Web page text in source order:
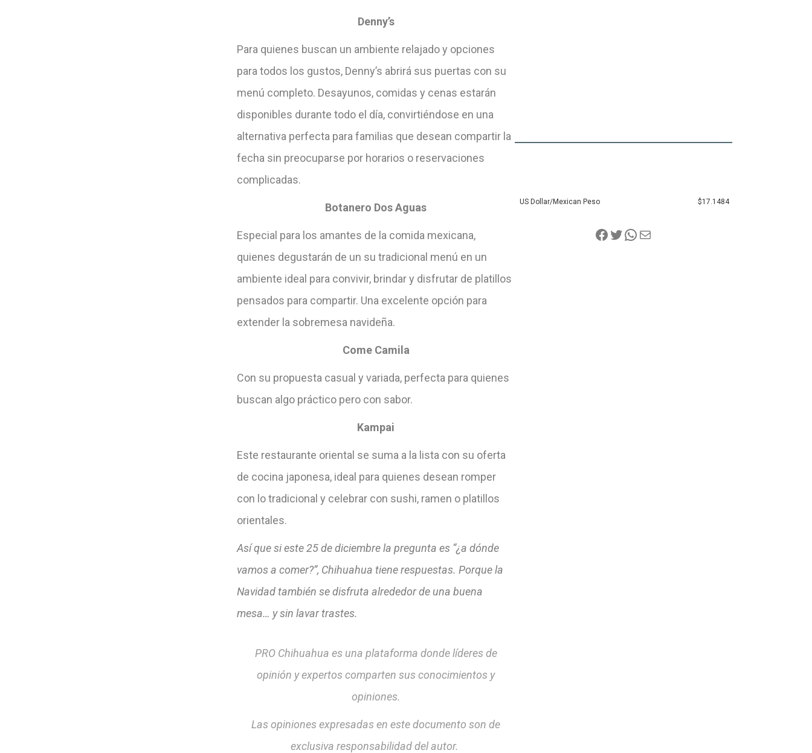
Denny’s
Para quienes buscan un ambiente relajado y opciones
para todos los gustos, Denny’s abrirá sus puertas con su
menú completo. Desayunos, comidas y cenas estarán
disponibles durante todo el día, convirtiéndose en una
alternativa perfecta para familias que desean compartir la
fecha sin preocuparse por horarios o reservaciones
complicadas.
Botanero Dos Aguas
Especial para los amantes de la comida mexicana,
quienes degustarán de un su tradicional menú en un
ambiente ideal para convivir, brindar y disfrutar de platillos
pensados para compartir. Una excelente opción para
extender la sobremesa navideña.
Come Camila
Con su propuesta casual y variada, perfecta para quienes
buscan algo práctico pero con sabor.
Kampai
Este restaurante oriental se suma a la lista con su oferta
de cocina japonesa, ideal para quienes desean romper
con lo tradicional y celebrar con sushi, ramen o platillos
orientales.
Así que si este 25 de diciembre la pregunta es “¿a dónde
vamos a comer?”, Chihuahua tiene respuestas. Porque la
Navidad también se disfruta alrededor de una buena
mesa… y sin lavar trastes.
PRO Chihuahua es una plataforma donde líderes de
opinión y expertos comparten sus conocimientos y
opiniones.
Las opiniones expresadas en este documento son de
exclusiva responsabilidad del autor.
US Dollar/Mexican Peso $17.1484